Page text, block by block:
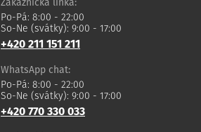
Zákaznická linka:
Po-Pá: 8:00 - 22:00
So-Ne (svátky): 9:00 - 17:00
+420 211 151 211
WhatsApp chat:
Po-Pá: 8:00 - 22:00
So-Ne (svátky): 9:00 - 17:00
+420 770 330 033